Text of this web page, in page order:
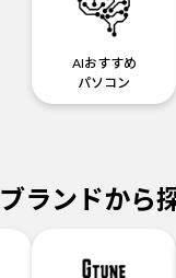
AIおすすめ
パソコン
ブランドから